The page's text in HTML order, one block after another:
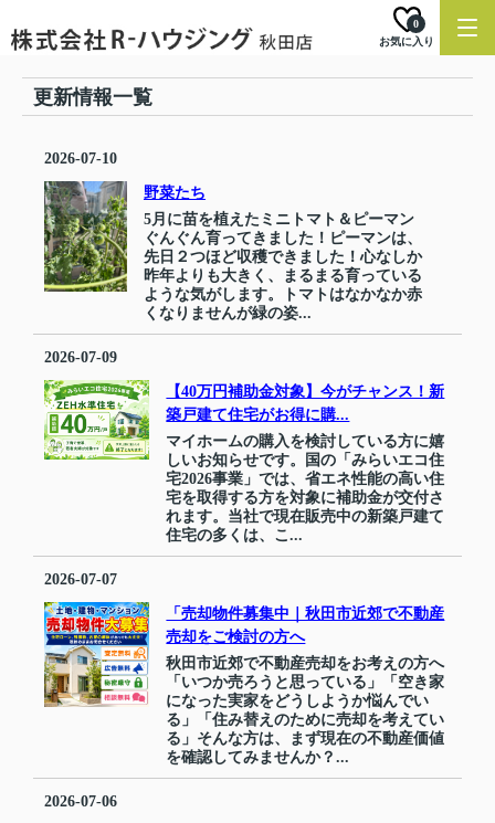
お気に入り
0
更新情報一覧
2026-07-10
野菜たち
5月に苗を植えたミニトマト＆ピーマン
ぐんぐん育ってきました！ピーマンは、
先日２つほど収穫できました！心なしか
昨年よりも大きく、まるまる育っている
ような気がします。トマトはなかなか赤
くなりませんが緑の姿...
2026-07-09
【40万円補助金対象】今がチャンス！新
築戸建て住宅がお得に購...
マイホームの購入を検討している方に嬉
しいお知らせです。国の「みらいエコ住
宅2026事業」では、省エネ性能の高い住
宅を取得する方を対象に補助金が交付さ
れます。当社で現在販売中の新築戸建て
住宅の多くは、こ...
2026-07-07
「売却物件募集中｜秋田市近郊で不動産
売却をご検討の方へ
秋田市近郊で不動産売却をお考えの方へ
「いつか売ろうと思っている」「空き家
になった実家をどうしようか悩んでい
る」「住み替えのために売却を考えてい
る」そんな方は、まず現在の不動産価値
を確認してみませんか？...
2026-07-06